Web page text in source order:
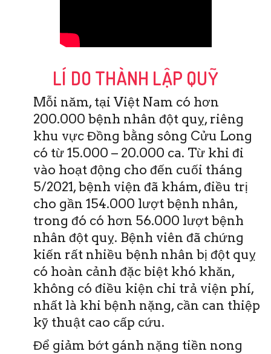
LÍ DO THÀNH LẬP QUỸ
Mỗi năm, tại Việt Nam có hơn
200.000 bệnh nhân đột quỵ, riêng
khu vực Đồng bằng sông Cửu Long
có từ 15.000 – 20.000 ca. Từ khi đi
vào hoạt động cho đến cuối tháng
5/2021, bệnh viện đã khám, điều trị
cho gần 154.000 lượt bệnh nhân,
trong đó có hơn 56.000 lượt bệnh
nhân đột quỵ. Bệnh viên đã chứng
kiến rất nhiều bệnh nhân bị đột quỵ
có hoàn cảnh đặc biệt khó khăn,
không có điều kiện chi trả viện phí,
nhất là khi bệnh nặng, cần can thiệp
kỹ thuật cao cấp cứu.
Để giảm bớt gánh nặng tiền nong